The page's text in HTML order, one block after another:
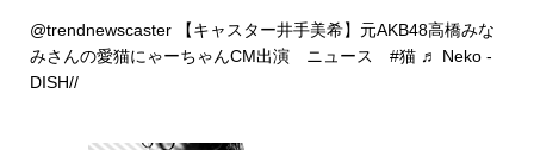
@trendnewscaster【キャスター井手美希】元AKB48高橋みな
みさんの愛猫にゃーちゃんCM出演 ニュース #猫 ♬ Neko -
DISH//